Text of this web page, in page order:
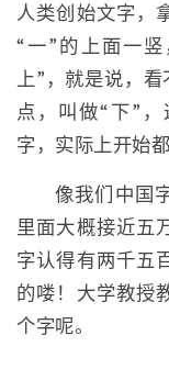
人类创始文字，
“一”的上面一
上”，就是说，
点，叫做“下”
字，实际上开始都
像我们中国
里面大概接近五
字认得有两千五
的喽！大学教授
个字呢。